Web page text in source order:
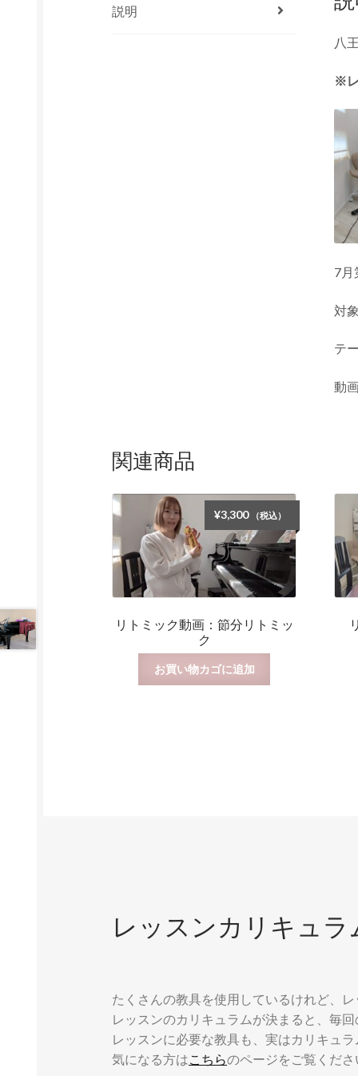
説明
八
※
7月
対
テ
動
関連商品
リトミック動画：節分リトミッ
ク
¥3,300 （税込）
お買い物カゴに追加
レッスンカリキュ
たくさんの教具を使用しているけれど、
レッスンのカリキュラムが決まると、毎
レッスンに必要な教具も、実はカリキュ
気になる方は こちらのページをご覧くださ